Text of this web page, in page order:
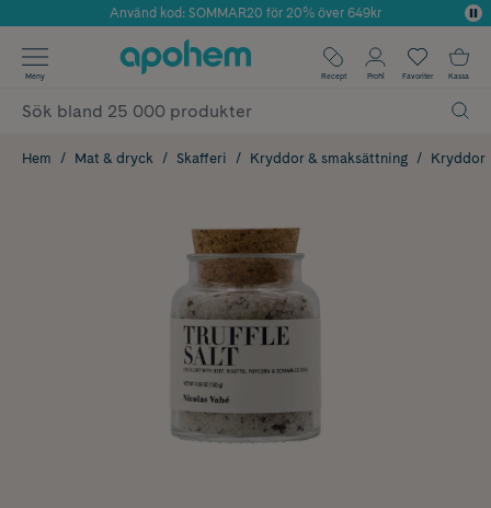
Årets Butik 2025 inom Skönhet
Använd kod: SOMMAR20 för 20% över 649kr
✓ Fri frakt
✓ Poäng på alla köp*
Meny Recept Profil Favoriter Kassa
Hem Mat & dryck Skafferi Kryddor & smaksättning Kryddor